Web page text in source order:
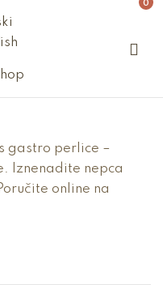
0
gastro perlice –
Iznenadite nepca
online na